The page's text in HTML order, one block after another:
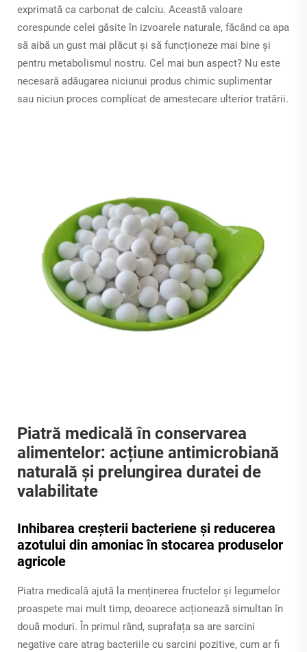
exprimată ca carbonat de calciu. Această valoare
corespunde celei găsite în izvoarele naturale, făcând ca apa
să aibă un gust mai plăcut și să funcționeze mai bine și
pentru metabolismul nostru. Cel mai bun aspect? Nu este
necesară adăugarea niciunui produs chimic suplimentar
sau niciun proces complicat de amestecare ulterior tratării.
Piatră medicală în conservarea
alimentelor: acțiune antimicrobiană
naturală și prelungirea duratei de
valabilitate
Inhibarea creșterii bacteriene și reducerea
azotului din amoniac în stocarea produselor
agricole
Piatra medicală ajută la menținerea fructelor și legumelor
proaspete mai mult timp, deoarece acționează simultan în
două moduri. În primul rând, suprafața sa are sarcini
negative care atrag bacteriile cu sarcini pozitive, cum ar fi